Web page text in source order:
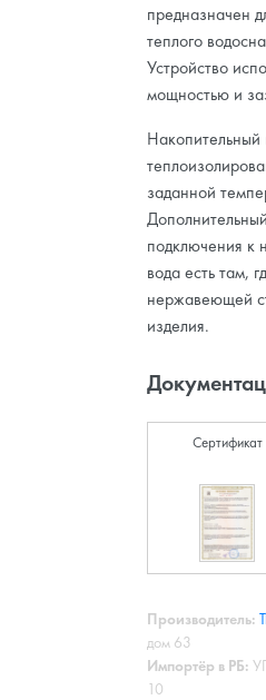
предназначен
теплого
Устройство
мощностью и
Накопительный
заданной
подключения к
вода есть там,
нержавеющей
изделия.
Сертификат
Производитель:
дом 63
Импортёр в РБ:
10